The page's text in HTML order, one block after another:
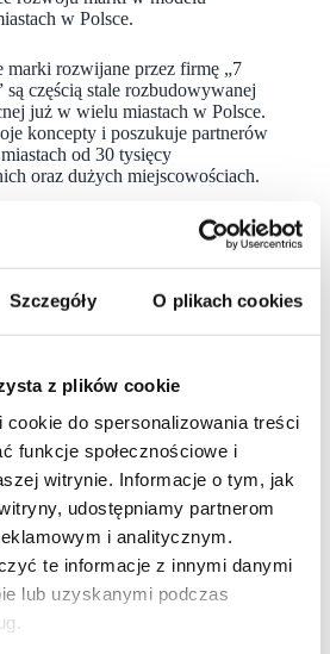
Szczegóły O plikach cookies
z plików cookie
do spersonalizowania treści
funkcje społecznościowe i
witrynie. Informacje o tym, jak
udostępniamy partnerom
i analitycznym.
te informacje z innymi danymi
lub uzyskanymi podczas
w Polsce.
marki rozwijane przez firmę „7
są częścią stale rozbudowywanej
już w wielu miastach w Polsce.
koncepty i poszukuje partnerów
od 30 tysięcy
oraz dużych miejscowościach.
otwarciem lokalu w
modelu
na kompleksowe wsparcie
produktowe. W przypadku
wynosi od około 140 tys. zł
to koszt rzędu około 150–250
stanu technicznego lokalu.
który można sfinansować
lub poprzez kredyt, co znacząco
gotówkowe.